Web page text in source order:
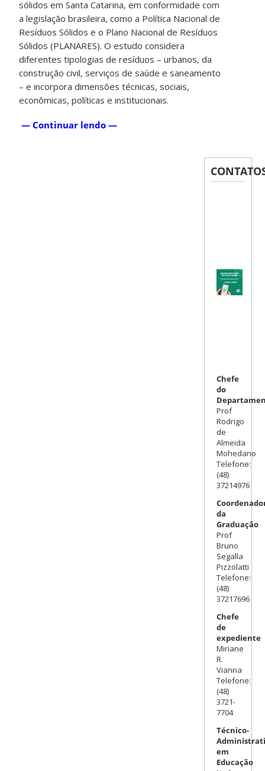
sólidos em Santa Catarina, em conformidade com
a legislação brasileira, como a Política Nacional de
Resíduos Sólidos e o Plano Nacional de Resíduos
Sólidos (PLANARES). O estudo considera
diferentes tipologias de resíduos – urbanos, da
construção civil, serviços de saúde e saneamento
– e incorpora dimensões técnicas, sociais,
econômicas, políticas e institucionais.
— Continuar lendo —
Chefe
do
Prof
Rodrigo
de
Almeida
Mohedano
Telefone:
(48)
37214976
da
Graduação
Prof
Bruno
Segalla
Pizzolatti
Telefone:
(48)
37217696
Chefe
de
expediente
Miriane
R.
Vianna
Telefone:
(48)
3721-
7704
Técnico-
em
Educação